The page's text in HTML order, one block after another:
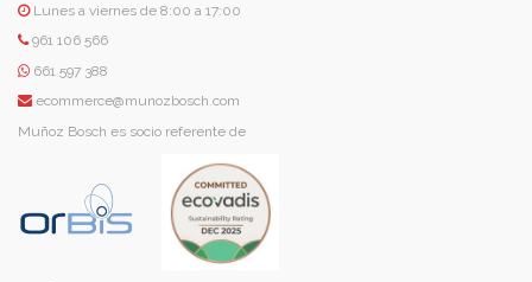
Lunes a viernes de 8:00 a 17:00
961 106 566
661 597 388
ecommerce@munozbosch.com
Muñoz Bosch es socio referente de